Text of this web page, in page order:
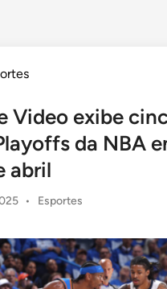
Video exibe
da NBA
abril
•
Posted
Esportes